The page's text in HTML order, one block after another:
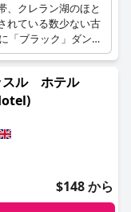
、クレラン湖のほと
れている数少ない古
「ブラック」ダンカ
修復されたもので
ィールーム、家庭
、思い出に残るロ
創り出しているの
スル ホテル
$148 から